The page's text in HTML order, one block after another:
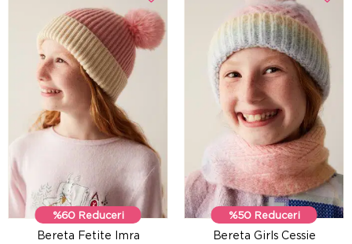
%60 Reduceri
Bereta Fetite Imra
%50 Reduceri
Bereta Girls Cessie